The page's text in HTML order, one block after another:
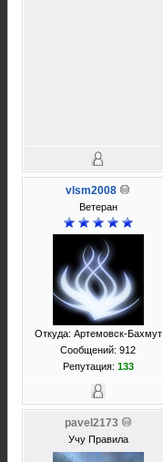
vlsm2008
Ветеран
Откуда: Артемовск-Бахмут
Сообщений: 912
Репутация: 133
pavel2173
Учу Правила